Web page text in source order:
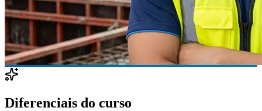
Diferenciais do curso